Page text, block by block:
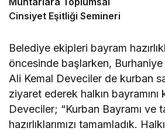
Cinsiyet Eşitliği Semineri
Belediye ekipleri bayram
öncesinde başlarken, Burhaniye
Ali Kemal Deveciler de kurban
ziyaret ederek halkın bayramını
Deveciler; “Kurban Bayramı ve
hazırlıklarımızı tamamladık.